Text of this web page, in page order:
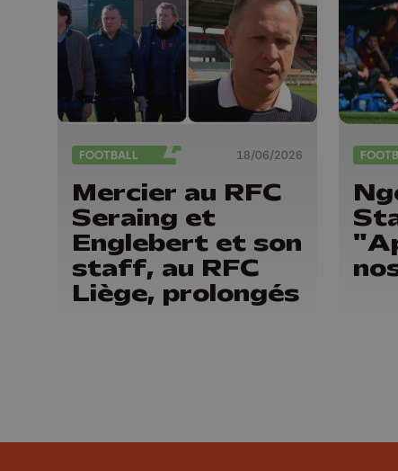
FOOTBALL 18/06/2026
Mercier au RFC
Seraing et
Englebert et son
staff, au RFC
Liège, prolongés